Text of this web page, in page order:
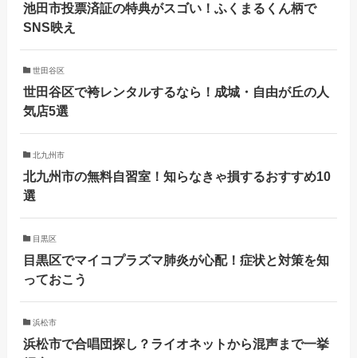
池田市投票済証の特典がスゴい！ふくまるくん柄で
SNS映え
世田谷区
世田谷区で袴レンタルするなら！成城・自由が丘の人
気店5選
北九州市
北九州市の無料自習室！知らなきゃ損するおすすめ10
選
目黒区
目黒区でマイコプラズマ肺炎が心配！症状と対策を知
っておこう
浜松市
浜松市で合唱団探し？ライオネットから混声まで一挙